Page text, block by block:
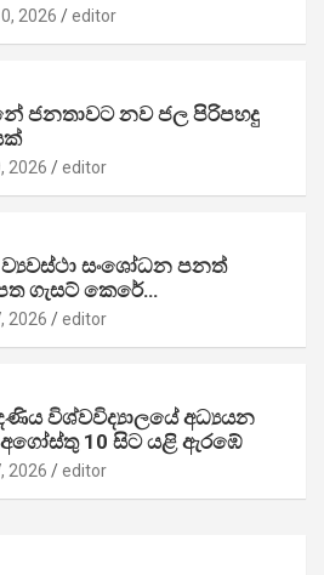
2026 editor
ජනතාවට නව ජල පිරිපහදු
2026 editor
ව්‍යවස්ථා සංශෝධන පනත්
ගැසට් කෙරේ…
2026 editor
විශ්වවිද්‍යාලයේ අධ්‍යයන
10 සිට යළි ඇරඹේ
2026 editor